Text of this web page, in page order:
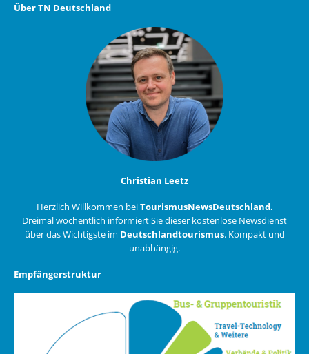
Über TN Deutschland
Christian Leetz
Herzlich Willkommen beiTourismusNewsDeutschland.
Dreimal wöchentlich informiert Sie dieser kostenlose Newsdienst
über das Wichtigste im Deutschlandtourismus. Kompakt und
unabhängig.
Empfängerstruktur